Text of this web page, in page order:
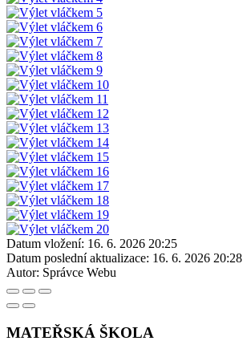
Datum vložení: 16. 6. 2026 20:25
Datum poslední aktualizace: 16. 6. 2026 20:28
Autor: Správce Webu
MATEŘSKÁ ŠKOLA